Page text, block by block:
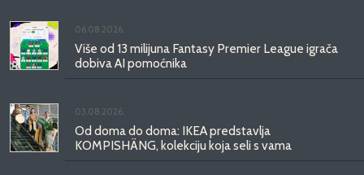
06.08.2026.
Više od 13 milijuna Fantasy Premier League igrača
dobiva AI pomoćnika
03.08.2026.
Od doma do doma: IKEA predstavlja
KOMPISHÄNG, kolekciju koja seli s vama